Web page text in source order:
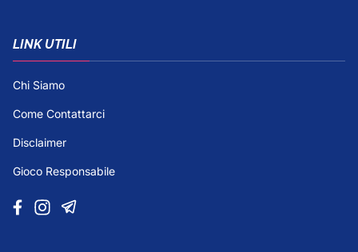
LINK UTILI
Chi Siamo
Come Contattarci
Disclaimer
Gioco Responsabile